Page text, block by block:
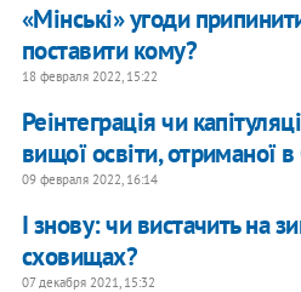
«Мінські» угоди
поставити кому?
18 февраля 2022, 15:22
Реінтеграція чи
вищої освіти, отриманої
09 февраля 2022, 16:14
І знову: чи вистачить на
сховищах?
07 декабря 2021, 15:32